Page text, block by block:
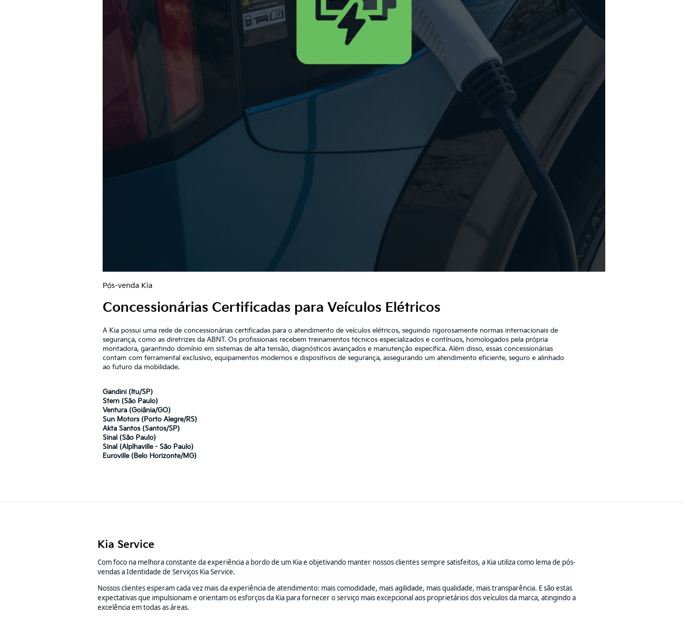
Pós-venda Kia
Concessionárias Certificadas para Veículos Elétricos
A Kia possui uma rede de concessionárias certificadas para o atendimento de veículos elétricos, seguindo rigorosamente normas internacionais de
segurança, como as diretrizes da ABNT. Os profissionais recebem treinamentos técnicos especializados e contínuos, homologados pela própria
montadora, garantindo domínio em sistemas de alta tensão, diagnósticos avançados e manutenção específica. Além disso, essas concessionárias
contam com ferramental exclusivo, equipamentos modernos e dispositivos de segurança, assegurando um atendimento eficiente, seguro e alinhado
ao futuro da mobilidade.
Gandini (Itu/SP)
Stern (São Paulo)
Ventura (Goiânia/GO)
Sun Motors (Porto Alegre/RS)
Akta Santos (Santos/SP)
Sinal (São Paulo)
Sinal (Alplhaville - São Paulo)
Euroville (Belo Horizonte/MG)
Kia Service
Com foco na melhora constante da experiência a bordo de um Kia e objetivando manter nossos clientes sempre satisfeitos, a Kia utiliza como lema de pós-
vendas a Identidade de Serviços Kia Service.
Nossos clientes esperam cada vez mais da experiência de atendimento: mais comodidade, mais agilidade, mais qualidade, mais transparência. E são estas
expectativas que impulsionam e orientam os esforços da Kia para fornecer o serviço mais excepcional aos proprietários dos veículos da marca, atingindo a
excelência em todas as áreas.